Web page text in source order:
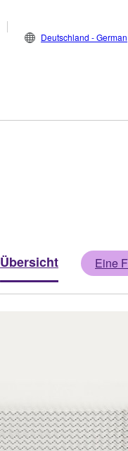
Deutschland - German
Übersicht Eine